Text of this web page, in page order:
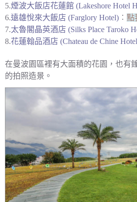
5.煙波大飯店花蓮館 (Lakeshore Hotel
6.遠雄悅來大飯店 (Farglory Hotel) ︰ 點
7.太魯閣晶英酒店 (Silks Place Taroko
8.花蓮翰品酒店 (Chateau de Chine
在曼波園區裡有大面積的花園，也有
的拍照造景。